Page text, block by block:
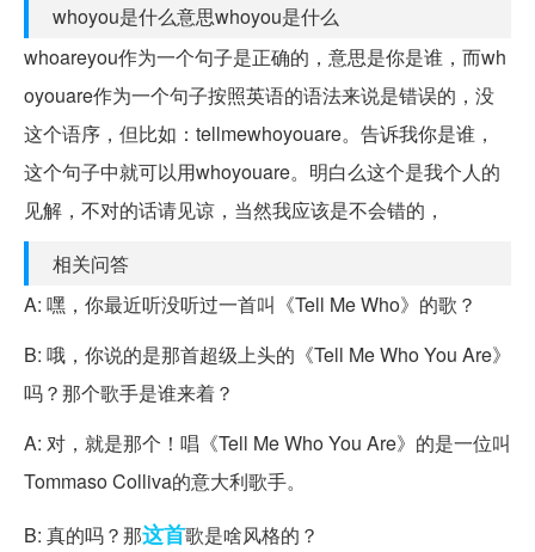
whoyou是什么意思whoyou是什么
whoareyou作为一个句子是正确的，意思是你是谁，而wh
oyouare作为一个句子按照英语的语法来说是错误的，没
这个语序，但比如：tellmewhoyouare。告诉我你是谁，
这个句子中就可以用whoyouare。明白么这个是我个人的
见解，不对的话请见谅，当然我应该是不会错的，
相关问答
A: 嘿，你最近听没听过一首叫《Tell Me Who》的歌？
B: 哦，你说的是那首超级上头的《Tell Me Who You Are》
吗？那个歌手是谁来着？
A: 对，就是那个！唱《Tell Me Who You Are》的是一位叫
Tommaso Colliva的意大利歌手。
B: 真的吗？那这首歌是啥风格的？